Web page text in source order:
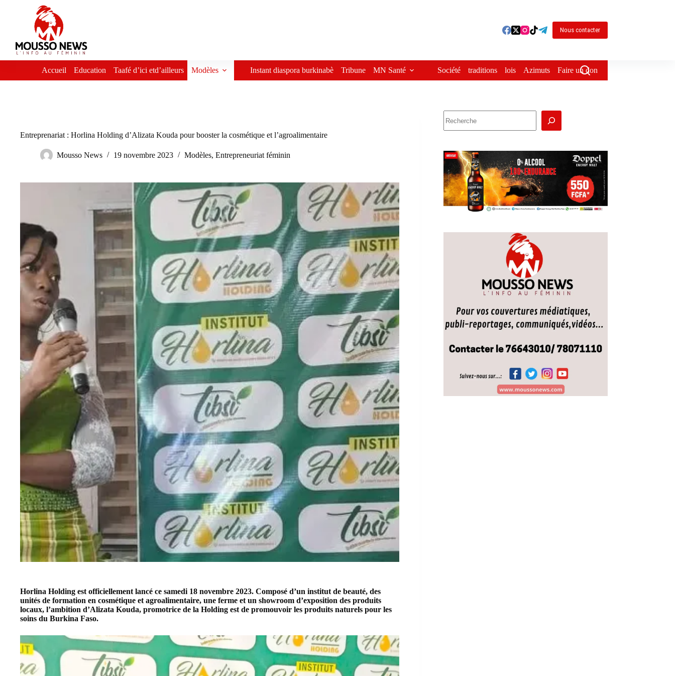
Nous contacter
Accueil Education Taafé d’ici etd’ailleurs Modèles Instant diaspora burkinabè Tribune MN Santé Société traditions lois Azimuts Faire un don
Entreprenariat : Horlina Holding d’Alizata Kouda pour booster la cosmétique et l’agroalimentaire
Mousso News 19 novembre 2023 Modèles, Entrepreneuriat féminin
Horlina Holding est officiellement lancé ce samedi 18 novembre 2023. Composé d’un institut de beauté, des
unités de formation en cosmétique et agroalimentaire, une ferme et un showroom d’exposition des produits
locaux, l’ambition d’Alizata Kouda, promotrice de la Holding est de promouvoir les produits naturels pour les
soins du Burkina Faso.